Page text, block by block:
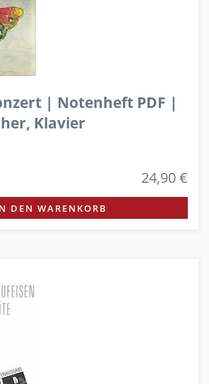
| Notenheft PDF |
Klavier
24,90 €
DEN WARENKORB